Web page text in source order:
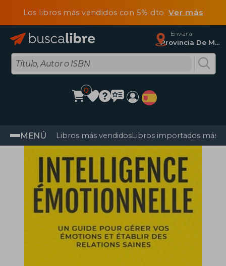
Los libros más vendidos con 5% dtoVer más
Enviar a
Provincia De Madrid
0
MENÚ Libros más vendidosLibros importados más